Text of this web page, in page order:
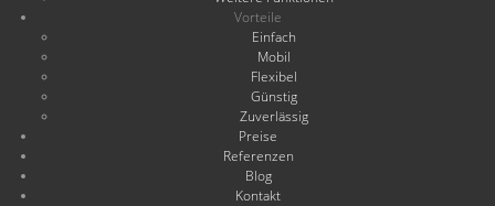
Vorteile
Einfach
Mobil
Flexibel
Günstig
Zuverlässig
Preise
Referenzen
Blog
Kontakt